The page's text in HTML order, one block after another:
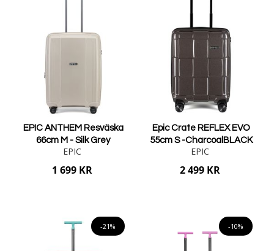
EPIC ANTHEM Resväska
66cm M - Silk Grey
EPIC
1 699 KR
Epic Crate REFLEX EVO
55cm S -CharcoalBLACK
EPIC
2 499 KR
-21% -10%